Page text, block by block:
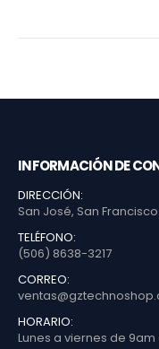
INFORMACIÓN DE
DIRECCIÓN:
San José, San
TELÉFONO:
(506) 8638-3217
CORREO:
HORARIO:
Lunes a viernes de 9am